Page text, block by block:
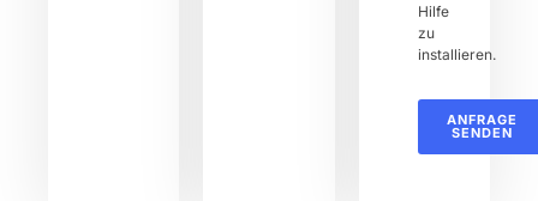
Hilfe
zu
installieren.
ANFRAGE
SENDEN